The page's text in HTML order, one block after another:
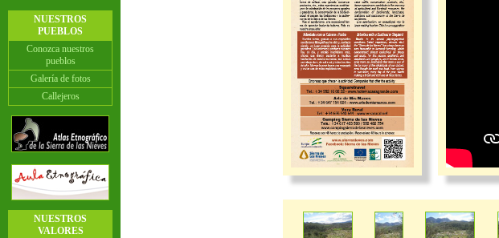
NUESTROS
PUEBLOS
Conozca nuestros
pueblos
Galería de fotos
Callejeros
NUESTROS
VALORES